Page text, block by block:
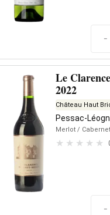
-
Le
2022
Château Haut
Pessac-
Merlot /
-